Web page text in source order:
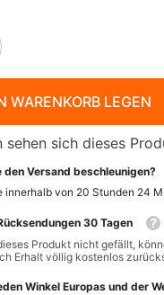
WARENKORB LEGEN
sehen sich dieses
den Versand beschleunigen?
innerhalb von 20 Stunden 24
30 Tagen
Produkt nicht gefällt,
Erhalt völlig kostenlos
Winkel Europas und der